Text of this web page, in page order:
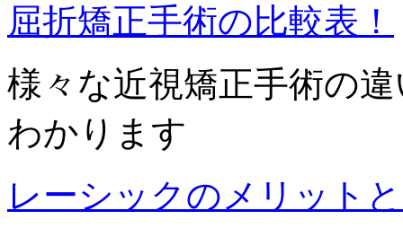
屈折矯正手術の比較表！
様々な近視矯正手術の
わかります
レーシックのメリット